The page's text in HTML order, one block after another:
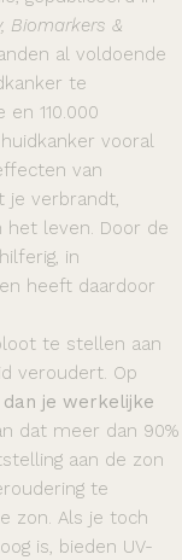
Biomarkers &
al voldoende
te
110.000
vooral
van
je verbrandt,
het leven. Door de
in
heeft daardoor
te stellen aan
veroudert. Op
je werkelijke
dat meer dan 90%
aan de zon
te
zon. Als je toch
is, bieden UV-